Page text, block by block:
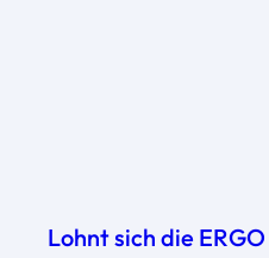
Lohnt sich die